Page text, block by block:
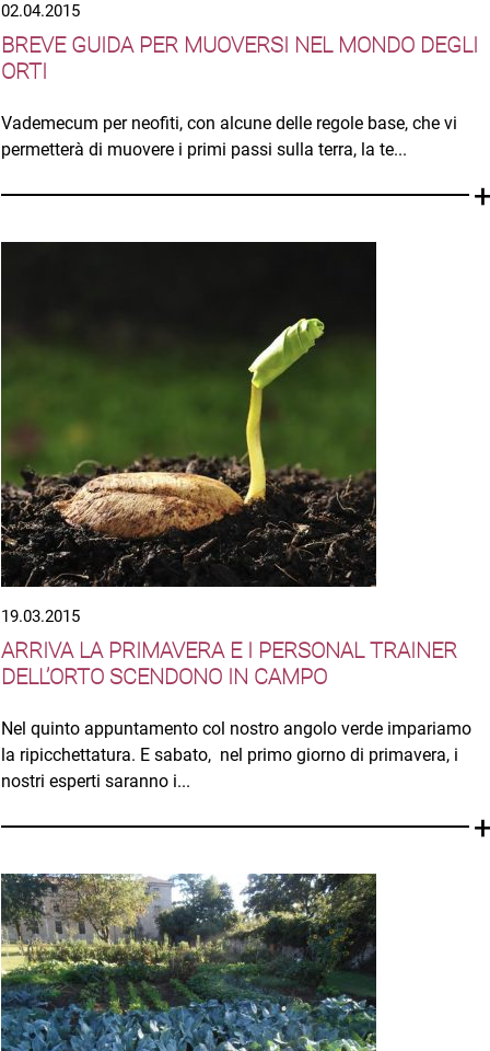
02.04.2015
BREVE GUIDA PER MUOVERSI NEL MONDO DEGLI
ORTI
Vademecum per neofiti, con alcune delle regole base, che vi
permetterà di muovere i primi passi sulla terra, la te...
19.03.2015
ARRIVA LA PRIMAVERA E I PERSONAL TRAINER
DELL’ORTO SCENDONO IN CAMPO
Nel quinto appuntamento col nostro angolo verde impariamo
la ripicchettatura. E sabato, nel primo giorno di primavera, i
nostri esperti saranno i...